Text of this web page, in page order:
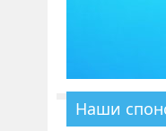
Наши